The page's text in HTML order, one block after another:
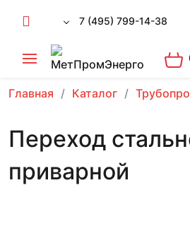
7 (495) 799-14-38
Главная Каталог
Переход
приварной